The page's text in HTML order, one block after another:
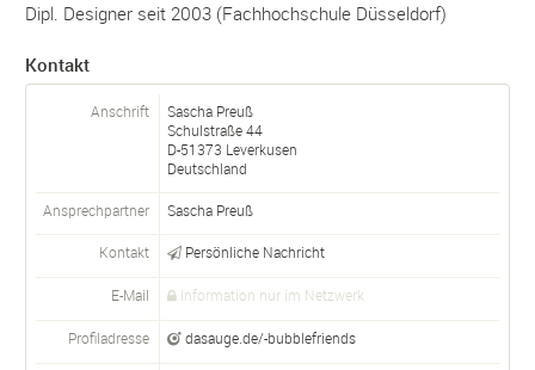
Dipl. Designer seit 2003 (Fachhochschule Düsseldorf)
Kontakt
Anschrift
Sascha Preuß
Schulstraße 44
D-51373 Leverkusen
Deutschland
Ansprechpartner Sascha Preuß
Kontakt Persönliche Nachricht
E-Mail Information nur im Netzwerk
Profiladresse dasauge.de/-bubblefriends